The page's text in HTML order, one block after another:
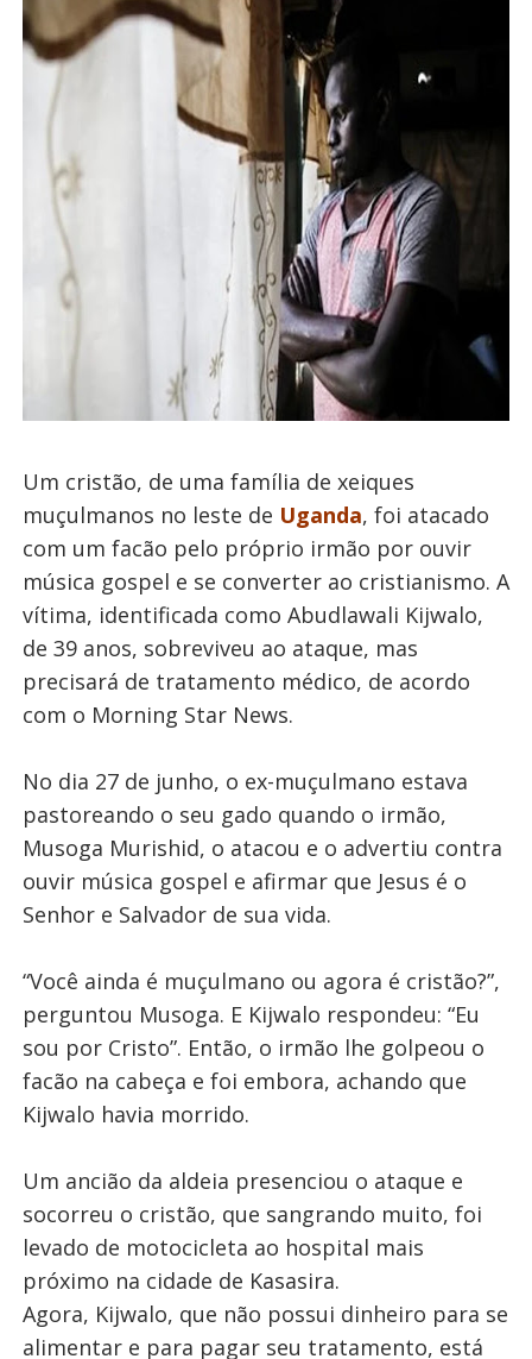
Um cristão, de uma família de xeiques
muçulmanos no leste de Uganda, foi atacado
com um facão pelo próprio irmão por ouvir
música gospel e se converter ao cristianismo. A
vítima, identificada como Abudlawali Kijwalo,
de 39 anos, sobreviveu ao ataque, mas
precisará de tratamento médico, de acordo
com o Morning Star News.
No dia 27 de junho, o ex-muçulmano estava
pastoreando o seu gado quando o irmão,
Musoga Murishid, o atacou e o advertiu contra
ouvir música gospel e afirmar que Jesus é o
Senhor e Salvador de sua vida.
“Você ainda é muçulmano ou agora é cristão?”,
perguntou Musoga. E Kijwalo respondeu: “Eu
sou por Cristo”. Então, o irmão lhe golpeou o
facão na cabeça e foi embora, achando que
Kijwalo havia morrido.
Um ancião da aldeia presenciou o ataque e
socorreu o cristão, que sangrando muito, foi
levado de motocicleta ao hospital mais
próximo na cidade de Kasasira.
Agora, Kijwalo, que não possui dinheiro para se
alimentar e para pagar seu tratamento, está